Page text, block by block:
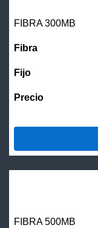
FIBRA 300MB
FIBRA500MB